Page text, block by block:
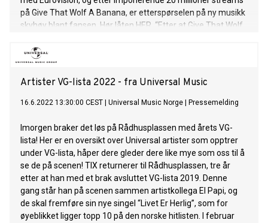
på Give That Wolf A Banana, er etterspørselen på ny musikk
skyhøy blant fansen. Hør låten HER. “Etter at Give That Wolf
jorden og reddet flere liv, er det nå tid for å slippe vår neste
singel. Det er på tide å rette blikket mot en mindre kjent
frukt, nemlig Melocoton, bedre kjent som fersken. Selv om
den ikke vil redde bestemoren din på samme måte som en
banan ville ha gjort, er det et viktig steg I Subwoolfers
kaller jorden”, sier Subwoolfer selv om låten. Låten ble
selvfølgelig spilt inn på den mørke siden av månen, i
Subwoolfers romstudio i et stille hjørne kalt krater
Manchester. Melocoton (The Donka Donk Song) følger også
med en musikkvideo, som har premiere kl 13:00 i dag. Se
den HER. Subwoolfer er
Artister VG-lista 2022 - fra Universal Music
16.6.2022 13:30:00 CEST Universal Music Norge Pressemelding
Imorgen braker det løs på Rådhusplassen med årets VG-
lista! Her er en oversikt over Universal artister som opptrer
under VG-lista, håper dere gleder dere like mye som oss til å
se de på scenen! TIX returnerer til Rådhusplassen, tre år
etter at han med et brak avsluttet VG-lista 2019. Denne
gang står han på scenen sammen artistkollega El Papi, og
de skal fremføre sin nye singel “Livet Er Herlig”, som for
øyeblikket ligger topp 10 på den norske hitlisten. I februar